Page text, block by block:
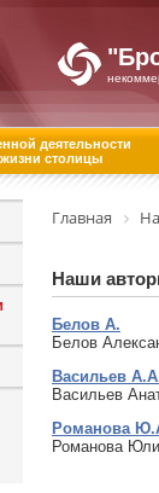
деятельности
столицы
Главная
Наши
Белов А.
Белов
Васильев
Васильев
Романова
Романова